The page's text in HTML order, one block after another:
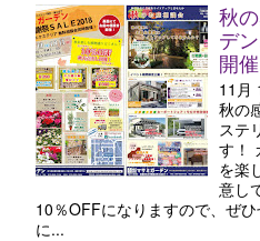
秋
デ
開催
11月
秋の
ステ
す！
を楽
意し
10％OFFになりますので、ぜ
に...